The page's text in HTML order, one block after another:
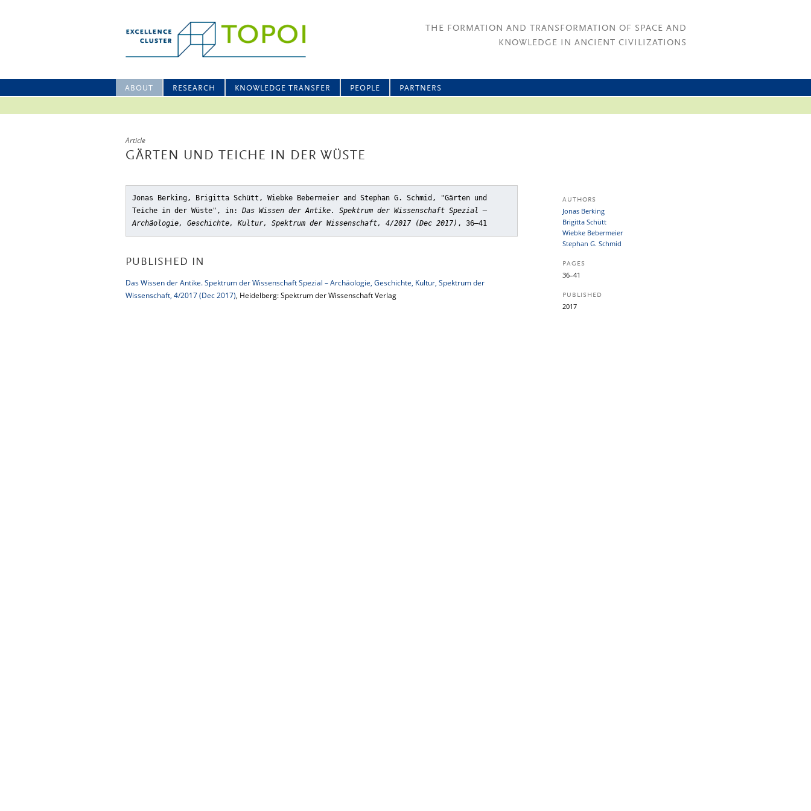
THE FORMATION AND TRANSFORMATION OF SPACE AND
KNOWLEDGE IN ANCIENT CIVILIZATIONS
ABOUT RESEARCH KNOWLEDGE TRANSFER PEOPLE PARTNERS
Article
GÄRTEN UND TEICHE IN DER WÜSTE
Jonas Berking, Brigitta Schütt, Wiebke Bebermeier and Stephan G. Schmid, "Gärten und
Teiche in der Wüste" , in: Das Wissen der Antike. Spektrum der Wissenschaft Spezial –
Archäologie, Geschichte, Kultur, Spektrum der Wissenschaft, 4/2017 (Dec 2017) , 36–41
PUBLISHED IN
Das Wissen der Antike. Spektrum der Wissenschaft Spezial – Archäologie, Geschichte, Kultur, Spektrum der
Wissenschaft, 4/2017 (Dec 2017), Heidelberg: Spektrum der Wissenschaft Verlag
AUTHORS
Jonas Berking
Brigitta Schütt
Wiebke Bebermeier
Stephan G. Schmid
PAGES
36–41
PUBLISHED
2017